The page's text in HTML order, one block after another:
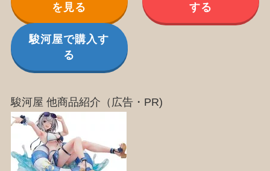
を見る
する
駿河屋で購入す
る
駿河屋 他商品紹介（広告・PR)